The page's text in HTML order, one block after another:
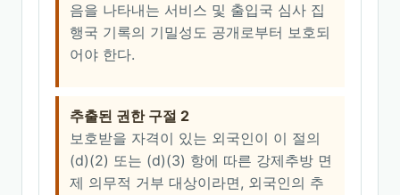
음을 나타내는 서비스 및 출입국 심사 집
행국 기록의 기밀성도 공개로부터 보호되
어야 한다.
추출된 권한 구절 2
보호받을 자격이 있는 외국인이 이 절의
(d)(2) 또는 (d)(3) 항에 따른 강제추방 면
제 의무적 거부 대상이라면, 외국인의 추